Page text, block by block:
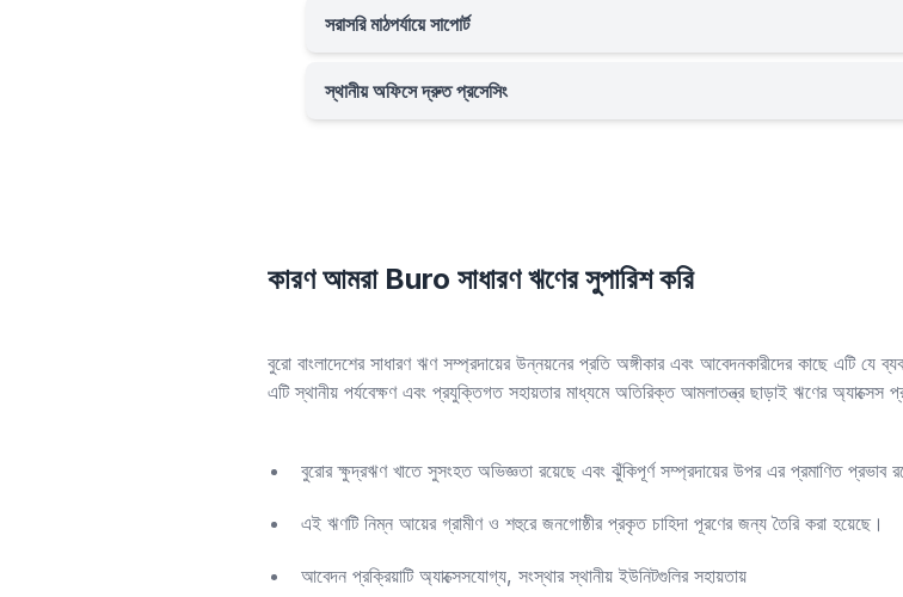
সরাসরি মাঠপর্যায়ে সাপোর্ট
স্থানীয় অফিসে দ্রুত প্রসেসিং
কারণ আমরা Buro সাধারণ ঋণের সুপারিশ করি
বুরো বাংলাদেশের সাধারণ ঋণ সম্প্রদায়ের উন্নয়নের প্রতি অঙ্গীকার এবং আবেদনকারীদের কাছে এটি যে
এটি স্থানীয় পর্যবেক্ষণ এবং প্রযুক্তিগত সহায়তার মাধ্যমে অতিরিক্ত আমলাতন্ত্র ছাড়াই ঋণের অ্যাক্সেস
বুরোর ক্ষুদ্রঋণ খাতে সুসংহত অভিজ্ঞতা রয়েছে এবং ঝুঁকিপূর্ণ সম্প্রদায়ের উপর এর প্রমাণিত প্রভাব
এই ঋণটি নিম্ন আয়ের গ্রামীণ ও শহুরে জনগোষ্ঠীর প্রকৃত চাহিদা পূরণের জন্য তৈরি করা হয়েছে।
আবেদন প্রক্রিয়াটি অ্যাক্সেসযোগ্য, সংস্থার স্থানীয় ইউনিটগুলির সহায়তায়